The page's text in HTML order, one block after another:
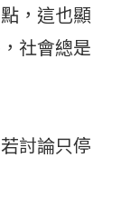
，這也顯
社會總是
討論只停